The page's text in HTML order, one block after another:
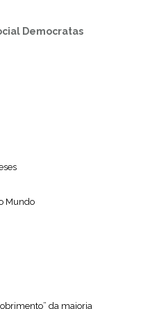
Democratas
Mundo
da maioria